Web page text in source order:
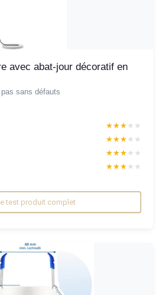
avec abat-jour décoratif en
sans défauts
★★★★★
★★★★★
★★★★★
★★★★★
★★★★★
★★★★★
★★★★★
★★★★★
test produit complet